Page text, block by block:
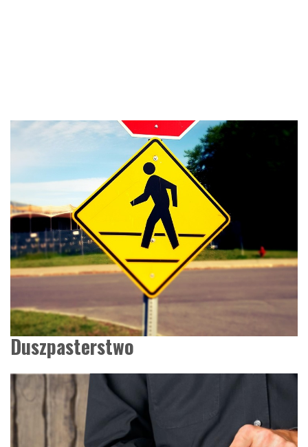
Duszpasterstwo